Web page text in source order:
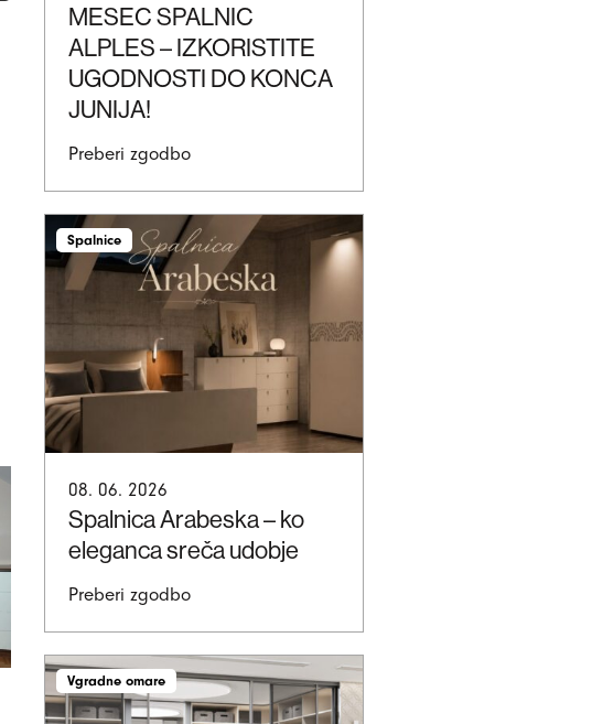
MESEC SPALNIC
ALPLES – IZKORISTITE
UGODNOSTI DO KONCA
JUNIJA!
Preberi zgodbo
Spalnice
08. 06. 2026
Spalnica Arabeska – ko
eleganca sreča udobje
Preberi zgodbo
Vgradne omare